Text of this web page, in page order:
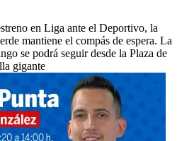
en Liga ante el Deportivo, la
mantiene el compás de espera. La
se podrá seguir desde la Plaza de
gigante